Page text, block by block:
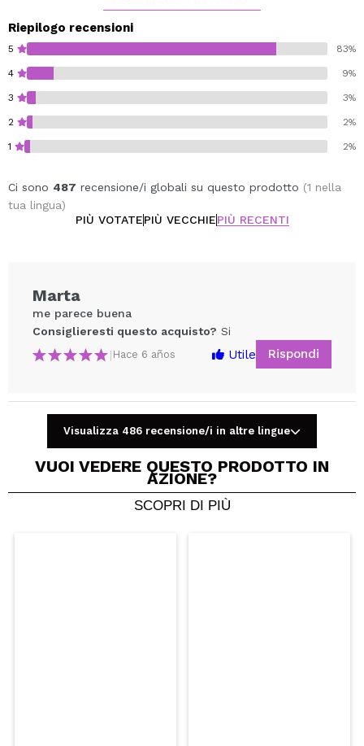
Riepilogo recensioni
5 83%
4 9%
3 3%
2 2%
1 2%
Ci sono 487 recensione/i globali su questo prodotto (1 nella
tua lingua)
PIÙ VOTATEPIÙ VECCHIEPIÙ RECENTI
Il tuo video potrebbe essere il primo. Immaginalo...
Marta
me parece buena
Consiglieresti questo acquisto? Si
| Hace 6 años Utile Rispondi
Visualizza 486 recensione/i in altre lingue
VUOI VEDERE QUESTO PRODOTTO IN
AZIONE?
SCOPRI DI PIÙ